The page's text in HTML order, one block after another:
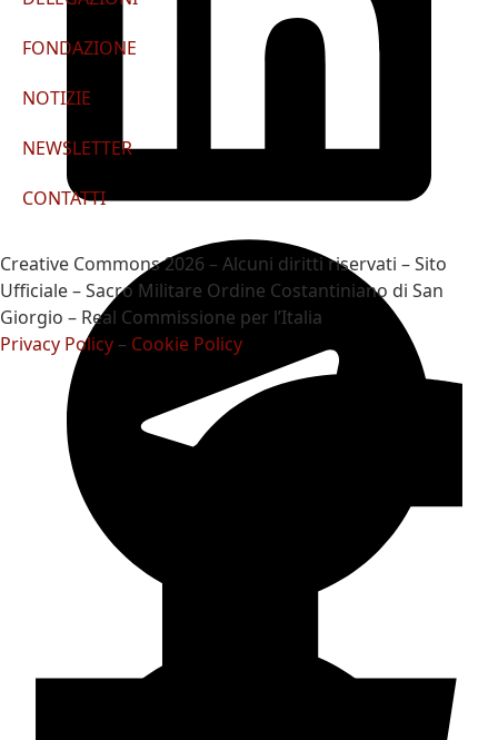
FONDAZIONE
NOTIZIE
NEWSLETTER
CONTATTI
Creative Commons 2026 – Alcuni diritti riservati – Sito
Ufficiale – Sacro Militare Ordine Costantiniano di San
Giorgio – Real Commissione per l’Italia
Privacy Policy – Cookie Policy